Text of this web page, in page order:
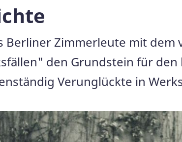
Berliner Zimmerleute mit
den Grundstein für
Verunglückte in